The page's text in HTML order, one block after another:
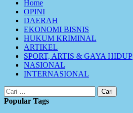
Primary
Menu
Home
OPINI
DAERAH
EKONOMI BISNIS
HUKUM KRIMINAL
ARTIKEL
SPORT, ARTIS & GAYA HIDUP
NASIONAL
INTERNASIONAL
Cari
untuk:
Popular Tags